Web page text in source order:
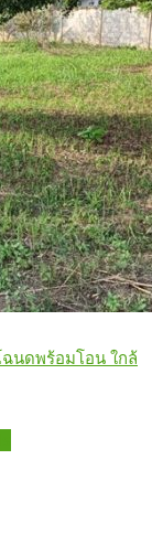
นดพร้อมโอน ใกล้